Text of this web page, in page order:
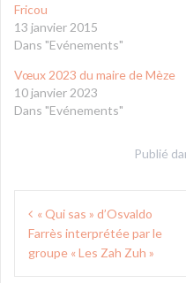
Fricou
13 janvier 2015
Dans "Evénements"
Vœux 2023 du maire de Mèze
10 janvier 2023
Dans "Evénements"
Publié
Navigation
de
l’article
« Qui sas » d’Osvaldo
Farrès interprétée par le
groupe « Les Zah Zuh »